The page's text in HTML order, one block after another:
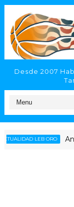
Desde 2007
LEB ORO